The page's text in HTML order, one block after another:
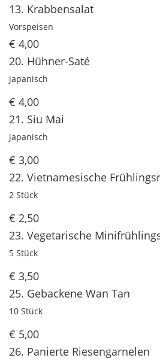
13. Krabbensalat
Vorspeisen
€ 4,00
20. Hühner-Saté
japanisch
€ 4,00
21. Siu Mai
japanisch
€ 3,00
22. Vietnamesische
2 Stück
€ 2,50
23. Vegetarische
5 Stück
€ 3,50
25. Gebackene Wan Tan
10 Stück
€ 5,00
26. Panierte Riesengarnelen